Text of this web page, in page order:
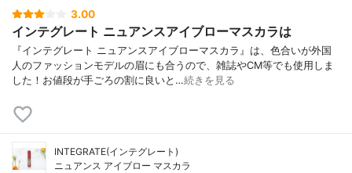
3.00
インテグレート ニュアンスアイブローマスカラは
『インテグレート ニュアンスアイブローマスカラ』は、色合いが外国
人のファッションモデルの眉にも合うので、雑誌やCM等でも使用しま
した！お値段が手ごろの割に良いと…続きを見る
INTEGRATE(インテグレート)
ニュアンス アイブロー マスカラ